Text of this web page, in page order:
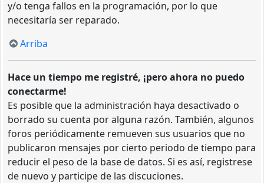
y/o tenga fallos en la programación, por lo que
necesitaría ser reparado.
Arriba
Hace un tiempo me registré, ¡pero ahora no puedo
conectarme!
Es posible que la administración haya desactivado o
borrado su cuenta por alguna razón. También, algunos
foros periódicamente remueven sus usuarios que no
publicaron mensajes por cierto periodo de tiempo para
reducir el peso de la base de datos. Si es así, registrese
de nuevo y participe de las discuciones.